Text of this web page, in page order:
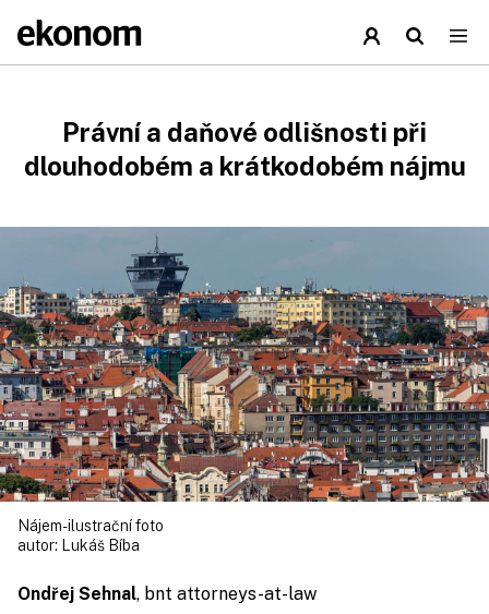
Právní a daňové odlišnosti při
dlouhodobém a krátkodobém nájmu
Nájem- ilustrační foto
autor:
Lukáš Bíba
Ondřej Sehnal, bnt attorneys-at-law